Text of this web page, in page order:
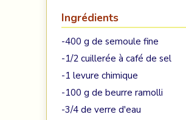
Ingrédients
-400 g de semoule fine
-1/2 cuillerée à café de sel
-1 levure chimique
-100 g de beurre ramolli
-3/4 de verre d'eau